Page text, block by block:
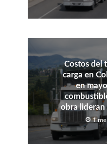
Costos del
carga en
en
obra
1